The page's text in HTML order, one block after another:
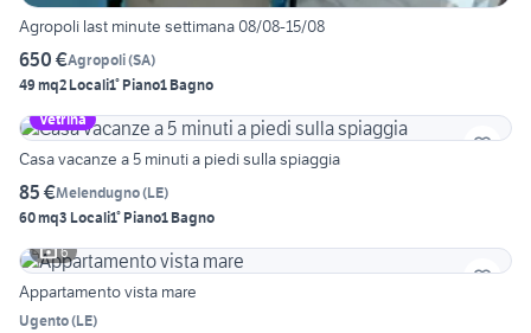
Agropoli last minute settimana 08/08-15/08
650 €Agropoli(SA)
49 mq2 Locali1° Piano1 Bagno
Vetrina
Casa vacanze a 5 minuti a piedi sulla spiaggia
85 €Melendugno(LE)
60 mq3 Locali1° Piano1 Bagno
6
Appartamento vista mare
Ugento(LE)